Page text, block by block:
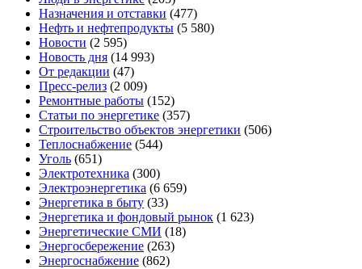
Назначения и отставки (477)
Нефть и нефтепродукты (5 580)
Новости (2 595)
Новость дня (14 993)
От редакции (47)
Пресс-релиз (2 009)
Ремонтные работы (152)
Статьи по энергетике (357)
Строительство объектов энергетики (506)
Теплоснабжение (544)
Уголь (651)
Электротехника (300)
Электроэнергетика (6 659)
Энергетика в быту (33)
Энергетика и фондовый рынок (1 623)
Энергетические СМИ (18)
Энергосбережение (263)
Энергоснабжение (862)